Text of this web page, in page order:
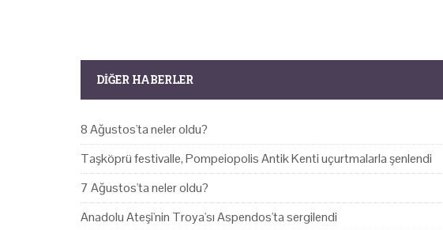
DIĞER HABERLER
8 Ağustos'ta neler oldu?
Taşköprü festivalle, Pompeiopolis Antik Kenti uçurtmalarla şenlendi
7 Ağustos'ta neler oldu?
Anadolu Ateşi'nin Troya'sı Aspendos'ta sergilendi